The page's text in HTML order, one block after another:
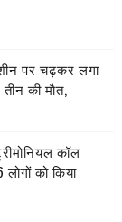
पर चढ़कर लगा
की माैत,
कॉल
को किया